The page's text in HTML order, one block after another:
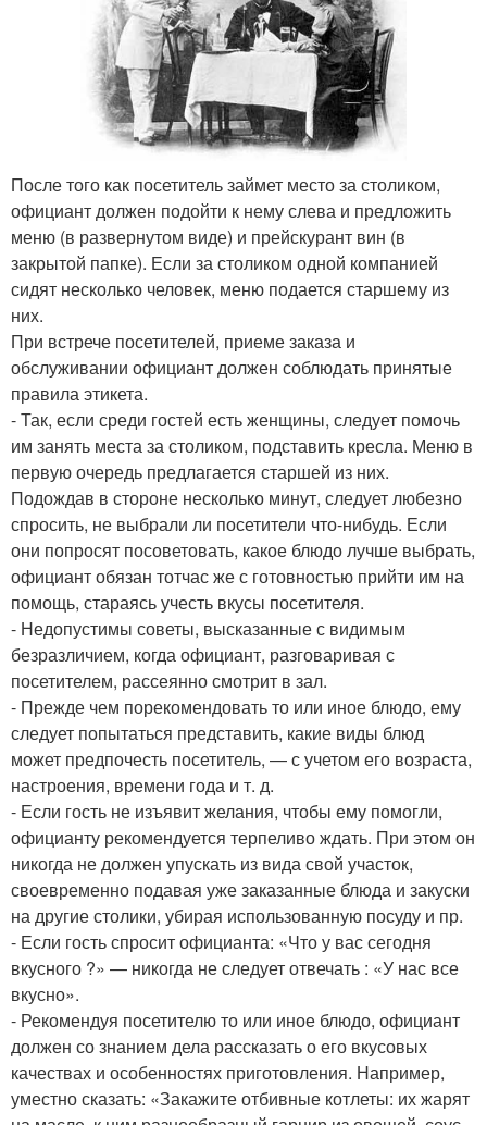
После того как посетитель займет место за столиком,
официант должен подойти к нему слева и предложить
меню (в развернутом виде) и прейскурант вин (в
закрытой папке). Если за столиком одной компанией
сидят несколько человек, меню подается старшему из
них.
При встрече посетителей, приеме заказа и
обслуживании официант должен соблюдать принятые
правила этикета.
- Так, если среди гостей есть женщины, следует помочь
им занять места за столиком, подставить кресла. Меню в
первую очередь предлагается старшей из них.
Подождав в стороне несколько минут, следует любезно
спросить, не выбрали ли посетители что-нибудь. Если
они попросят посоветовать, какое блюдо лучше выбрать,
официант обязан тотчас же с готовностью прийти им на
помощь, стараясь учесть вкусы посетителя.
- Недопустимы советы, высказанные с видимым
безразличием, когда официант, разговаривая с
посетителем, рассеянно смотрит в зал.
- Прежде чем порекомендовать то или иное блюдо, ему
следует попытаться представить, какие виды блюд
может предпочесть посетитель, — с учетом его возраста,
настроения, времени года и т. д.
- Если гость не изъявит желания, чтобы ему помогли,
официанту рекомендуется терпеливо ждать. При этом он
никогда не должен упускать из вида свой участок,
своевременно подавая уже заказанные блюда и закуски
на другие столики, убирая использованную посуду и пр.
- Если гость спросит официанта: «Что у вас сегодня
вкусного ?» — никогда не следует отвечать : «У нас все
вкусно».
- Рекомендуя посетителю то или иное блюдо, официант
должен со знанием дела рассказать о его вкусовых
качествах и особенностях приготовления. Например,
уместно сказать: «Закажите отбивные котлеты: их жарят